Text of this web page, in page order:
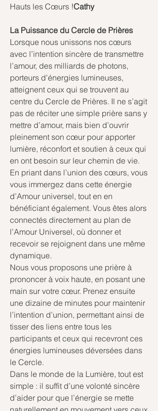
Hauts les Cœurs !Cathy
La Puissance du Cercle de Prières
Lorsque nous unissons nos cœurs
avec l’intention sincère de transmettre
l’amour, des milliards de photons,
porteurs d’énergies lumineuses,
atteignent ceux qui se trouvent au
centre du Cercle de Prières. Il ne s’agit
pas de réciter une simple prière sans y
mettre d’amour, mais bien d’ouvrir
pleinement son cœur pour apporter
lumière, réconfort et soutien à ceux qui
en ont besoin sur leur chemin de vie.
En priant dans l’union des cœurs, vous
vous immergez dans cette énergie
d’Amour universel, tout en en
bénéficiant également. Vous êtes alors
connectés directement au plan de
l’Amour Universel, où donner et
recevoir se rejoignent dans une même
dynamique.
Nous vous proposons une prière à
prononcer à voix haute, en posant une
main sur votre cœur. Prenez ensuite
une dizaine de minutes pour maintenir
l’intention d’union, permettant ainsi de
tisser des liens entre tous les
participants et ceux qui recevront ces
énergies lumineuses déversées dans
le Cercle.
Dans le monde de la Lumière, tout est
simple : il suffit d’une volonté sincère
d’aider pour que l’énergie se mette